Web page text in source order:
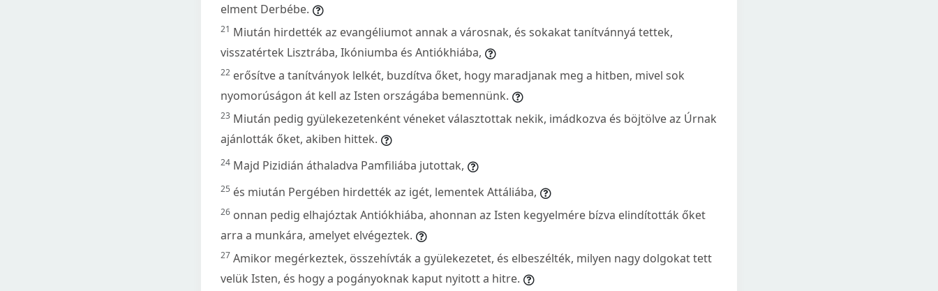
elment Derbébe.
21 Miután hirdették az evangéliumot annak a városnak, és sokakat tanítvánnyá tettek,
visszatértek Lisztrába, Ikóniumba és Antiókhiába,
22 erősítve a tanítványok lelkét, buzdítva őket, hogy maradjanak meg a hitben, mivel sok
nyomorúságon át kell az Isten országába bemennünk.
23 Miután pedig gyülekezetenként véneket választottak nekik, imádkozva és böjtölve az Úrnak
ajánlották őket, akiben hittek.
24 Majd Pizidián áthaladva Pamfiliába jutottak,
25 és miután Pergében hirdették az igét, lementek Attáliába,
26 onnan pedig elhajóztak Antiókhiába, ahonnan az Isten kegyelmére bízva elindították őket
arra a munkára, amelyet elvégeztek.
27 Amikor megérkeztek, összehívták a gyülekezetet, és elbeszélték, milyen nagy dolgokat tett
velük Isten, és hogy a pogányoknak kaput nyitott a hitre.